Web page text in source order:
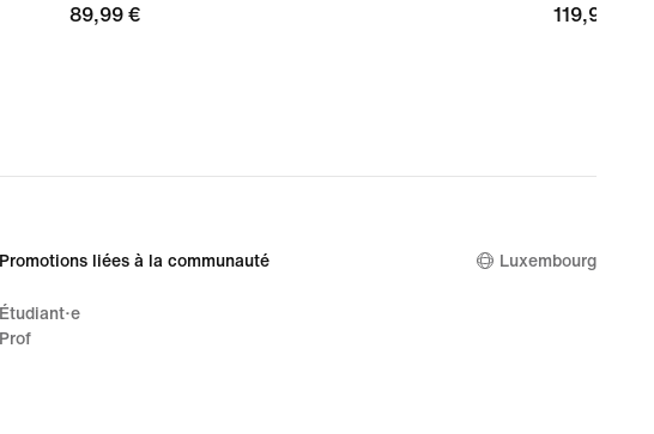
89,99 €
89,99 €
119,99 €
119,99 €
Promotions liées à la communauté
Étudiant·e
Prof
Luxembourg